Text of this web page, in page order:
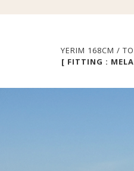
YERIM 168CM /
[ FITTING :